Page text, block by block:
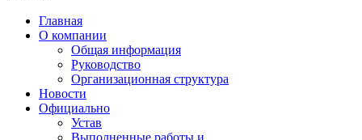
Главная
О компании
Общая информация
Руководство
Организационная структура
Новости
Официально
Устав